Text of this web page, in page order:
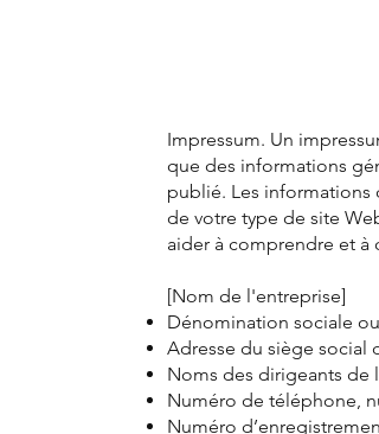
Impressum. Un
que des informations
publié. Les informations
de votre type de site
aider à comprendre et à
[Nom de l'entreprise]
Dénomination sociale ou
Adresse du siège social
Noms des dirigeants de
Numéro de téléphone,
Numéro